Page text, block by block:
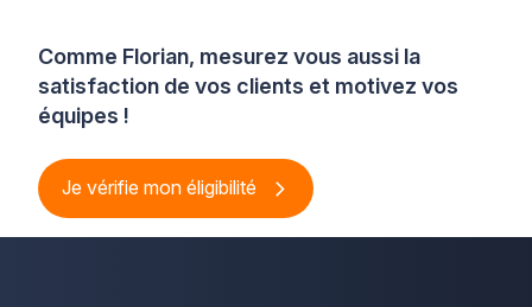
Comme Florian, mesurez vous aussi la
satisfaction de vos clients et motivez vos
équipes !
Je vérifie mon éligibilité